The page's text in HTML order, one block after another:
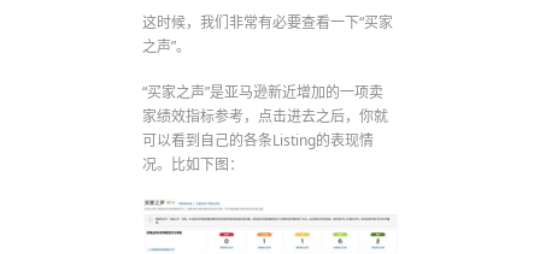
这时候，我们非常有必要查看一下“买家
之声”。
“买家之声”是亚马逊新近增加的一项卖
家绩效指标参考，点击进去之后，你就
可以看到自己的各条Listing的表现情
况。比如下图：